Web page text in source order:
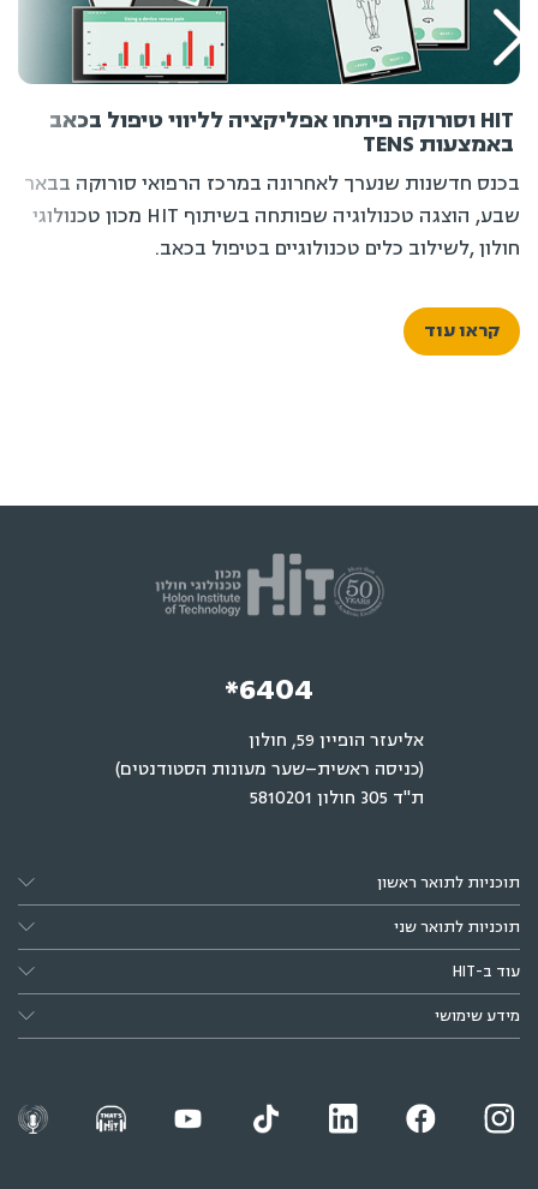
HIT וסורוקה פיתחו אפליקציה לליווי טיפול בכאב
באמצעות TENS
בכנס חדשנות שנערך לאחרונה במרכז הרפואי סורוקה בבאר
שבע, הוצגה טכנולוגיה שפותחה בשיתוף HIT מכון טכנולוגי
חולון ,לשילוב כלים טכנולוגיים בטיפול בכאב.
קראו עוד
*6404
אליעזר הופיין 59, חולון
(כניסה ראשית–שער מעונות הסטודנטים)
ת"ד 305 חולון 5810201
תוכניות לתואר ראשון
תוכניות לתואר שני
עוד ב-HIT
מידע שימושי